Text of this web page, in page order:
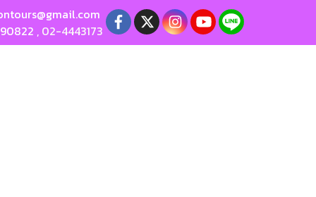
, 02-4443173